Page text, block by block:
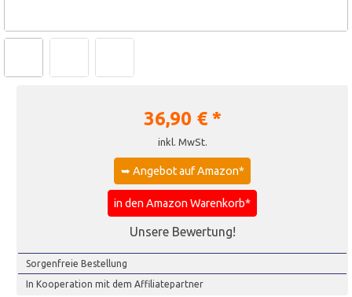
36,90 € *
inkl. MwSt.
➥ Angebot auf Amazon*
in den Amazon Warenkorb*
Unsere Bewertung!
Sorgenfreie Bestellung
In Kooperation mit dem Affiliatepartner